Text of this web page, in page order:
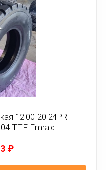
12.00-20 24PR
TTF Emrald
₽